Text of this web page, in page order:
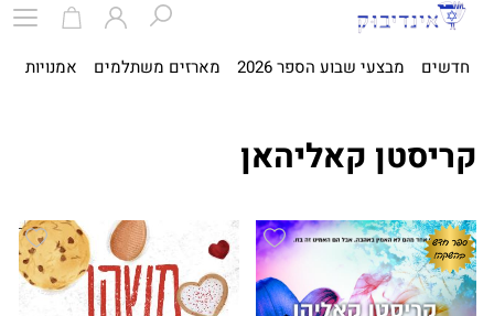
חדשים מבצעי שבוע הספר 2026 מארזים משתלמים אמנויות
קריסטן קאליהאן